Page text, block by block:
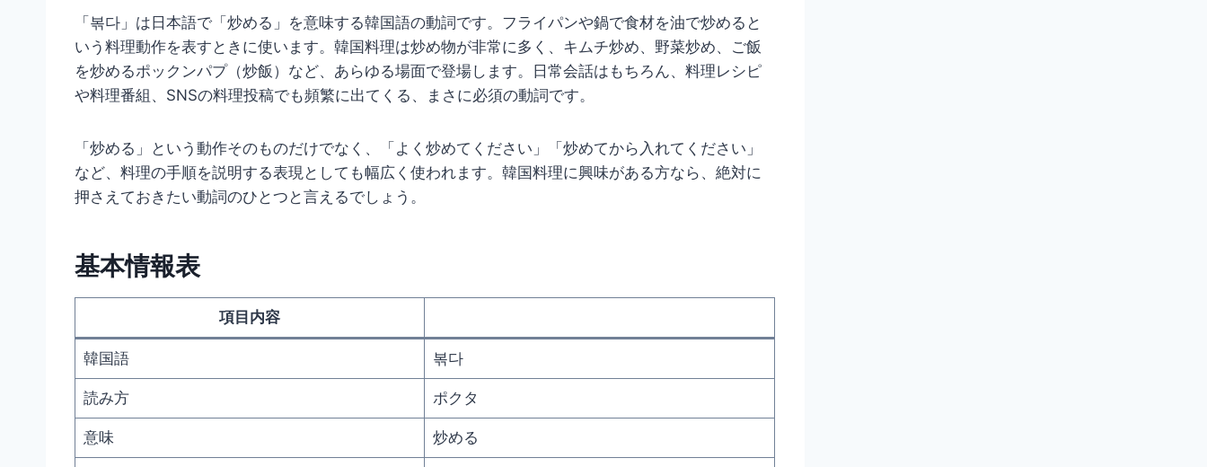
「볶다」は日本語で「炒める」を意味する韓国語の動詞です。フライパンや鍋で食材を油で炒めると
いう料理動作を表すときに使います。韓国料理は炒め物が非常に多く、キムチ炒め、野菜炒め、ご飯
を炒めるポックンパプ（炒飯）など、あらゆる場面で登場します。日常会話はもちろん、料理レシピ
や料理番組、SNSの料理投稿でも頻繁に出てくる、まさに必須の動詞です。
「炒める」という動作そのものだけでなく、「よく炒めてください」「炒めてから入れてください」
など、料理の手順を説明する表現としても幅広く使われます。韓国料理に興味がある方なら、絶対に
押さえておきたい動詞のひとつと言えるでしょう。
基本情報表
項目内容
韓国語 볶다
読み方 ポクタ
意味 炒める